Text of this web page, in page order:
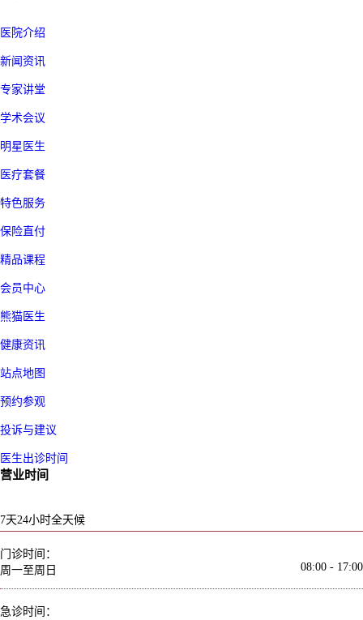
医院介绍
新闻资讯
专家讲堂
学术会议
明星医生
医疗套餐
特色服务
保险直付
精品课程
会员中心
熊猫医生
健康资讯
站点地图
预约参观
投诉与建议
医生出诊时间
营业时间
7天24小时全天候
门诊时间：
周一至周日
08:00 - 17:00
急诊时间：